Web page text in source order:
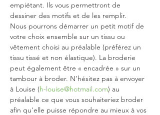
empiétant. Ils vous permettront de
dessiner des motifs et de les remplir.
Nous pourrons démarrer un petit motif de
votre choix ensemble sur un tissu ou
vêtement choisi au préalable (préférez un
tissu tissé et non élastique). La broderie
peut également être « encadrée » sur un
tambour à broder. N’hésitez pas à envoyer
à Louise (h-louise@hotmail.com) au
préalable ce que vous souhaiteriez broder
afin qu'elle puisse répondre au mieux à vos